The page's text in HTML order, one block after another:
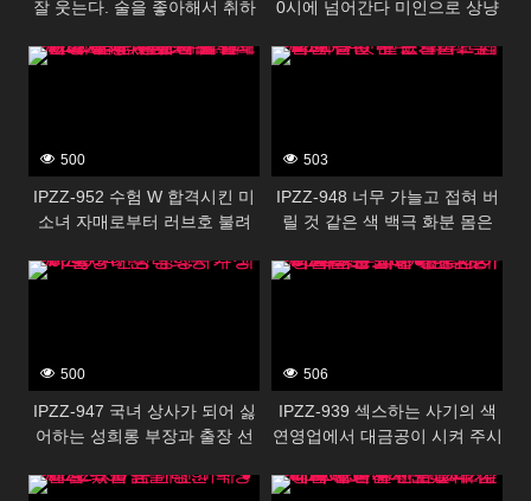
잘 웃는다. 술을 좋아해서 취하
사시 마시고 싶은 랭킹 1위의
0시에 넘어간다 미인으로 상냥
사랑의 니시다씨는 소등 후에
396050
500
IPZZ-952 수험 W 합격시킨 미
소녀 자매로부터 러브호 불려
서 질 내 사정’ 듬뿍 달콤한 할렘
396048
503
IPZZ-948 너무 가늘고 접혀 버
릴 것 같은 색 백극 화분 몸은
을까? 숲 싹
396046
500
IPZZ-947 국녀 상사가 되어 싫
어하는 성희롱 부장과 출장 선
396044
506
IPZZ-939 섹스하는 사기의 색
연영업에서 대금공이 시켜 주시
뚱한 아저씨들로 고리 ●한다 호
396042 396040